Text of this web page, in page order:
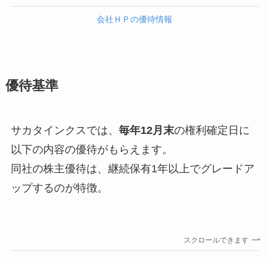
会社ＨＰの優待情報
優待基準
サカタインクスでは、 毎年12月末の権利確定日に
以下の内容の優待がもらえます。
同社の株主優待は、継続保有1年以上でグレードア
ップするのが特徴。
スクロールできます